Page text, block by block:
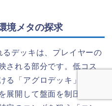
境メタの探求
デッキは、プレイヤーの
される部分です。低コス
る「アグロデッキ」、中
展開して盤面を制圧する